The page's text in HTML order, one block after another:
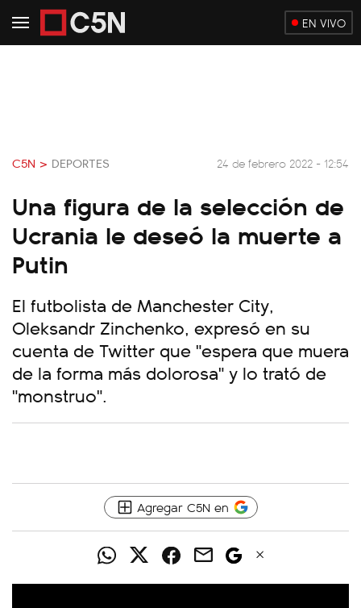
EN VIVO
C5N > DEPORTES 24 de febrero 2022 - 12:54
Una figura de la selección de
Ucrania le deseó la muerte a
Putin
El futbolista de Manchester City,
Oleksandr Zinchenko, expresó en su
cuenta de Twitter que "espera que muera
de la forma más dolorosa" y lo trató de
"monstruo".
Agregar C5N en